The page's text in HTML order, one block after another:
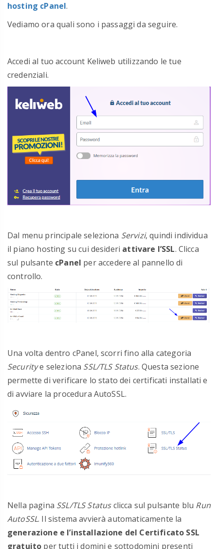
hosting cPanel.
Vediamo ora quali sono i passaggi da seguire.
Accedi al tuo account Keliweb utilizzando le tue
credenziali.
Dal menu principale seleziona Servizi, quindi individua
il piano hosting su cui desideri attivare l’SSL. Clicca
sul pulsante cPanel per accedere al pannello di
controllo.
Una volta dentro cPanel, scorri fino alla categoria
Securitye seleziona SSL/TLS Status. Questa sezione
permette di verificare lo stato dei certificati installati e
di avviare la procedura AutoSSL.
Nella pagina SSL/TLS Statusclicca sul pulsante blu Run
AutoSSL. Il sistema avvierà automaticamente la
generazione e l’installazione del Certificato SSL
gratuito per tutti i domini e sottodomini presenti